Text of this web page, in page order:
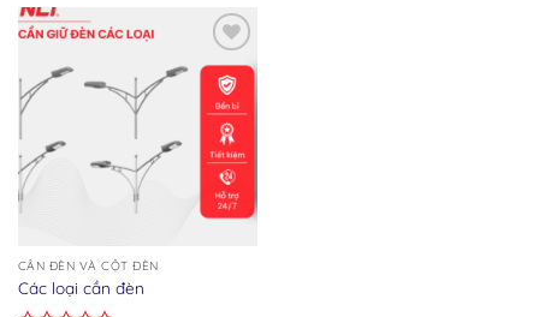
out
of
Add to wishlist
CẦN ĐÈN VÀ CỘT ĐÈN
Các loại cần đèn